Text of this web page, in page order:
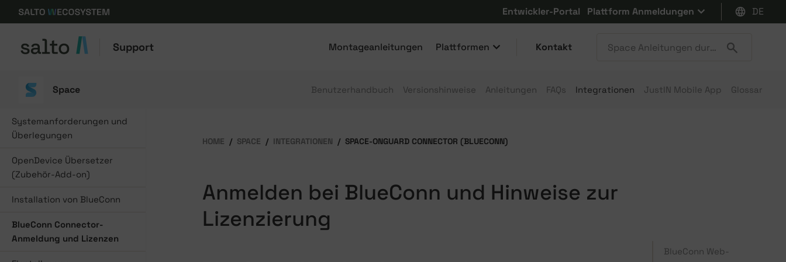
Entwickler-Portal Plattform Anmeldungen DE
Support Montageanleitungen Plattformen Kontakt
Space Benutzerhandbuch Versionshinweise Anleitungen FAQs Integrationen JustIN Mobile App Glossar
HOME SPACE INTEGRATIONEN SPACE-ONGUARD CONNECTOR (BLUECONN)
Anmelden bei BlueConn und Hinweise zur
Lizenzierung
BlueConn Web-
Systemanforderungen und
Überlegungen
OpenDevice Übersetzer
(Zubehör-Add-on)
Installation von BlueConn
BlueConn Connector-
Anmeldung und Lizenzen